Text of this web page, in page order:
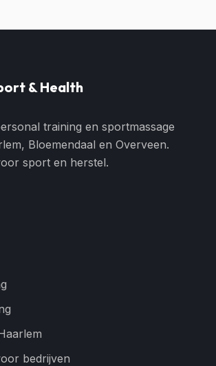
& Health
training en sportmassage
Bloemendaal en Overveen.
sport en herstel.
bedrijven